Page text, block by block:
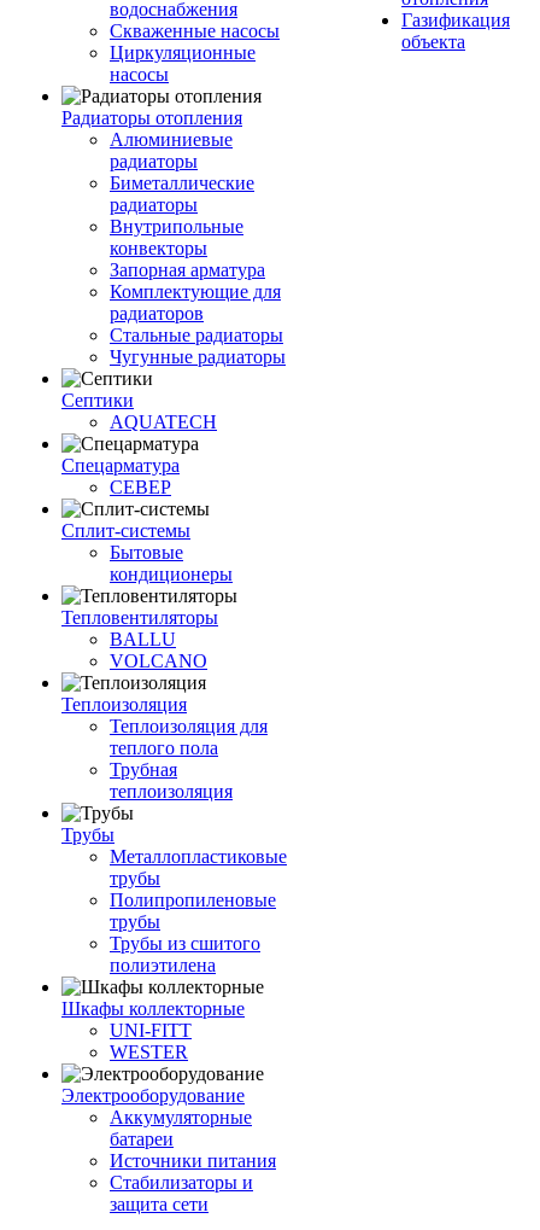
водоснабжения
Скваженные насосы
Циркуляционные
насосы
Радиаторы отопления
Алюминиевые
радиаторы
Биметаллические
радиаторы
Внутрипольные
конвекторы
Запорная арматура
Комплектующие для
радиаторов
Стальные радиаторы
Чугунные радиаторы
Септики
AQUATECH
Спецарматура
СЕВЕР
Сплит-системы
Бытовые
кондиционеры
Тепловентиляторы
BALLU
VOLCANO
Теплоизоляция
Теплоизоляция для
теплого пола
Трубная
теплоизоляция
Трубы
Металлопластиковые
трубы
Полипропиленовые
трубы
Трубы из сшитого
полиэтилена
Шкафы коллекторные
UNI-FITT
WESTER
Электрооборудование
Аккумуляторные
батареи
Источники питания
Стабилизаторы и
защита сети
Газификация
объекта